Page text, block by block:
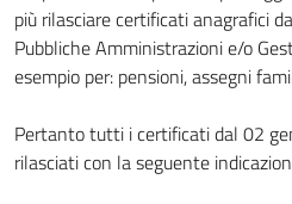
più rilasciare certificati anagrafici
Pubbliche Amministrazioni e/o
esempio per: pensioni, assegni
Pertanto tutti i certificati dal 02
rilasciati con la seguente